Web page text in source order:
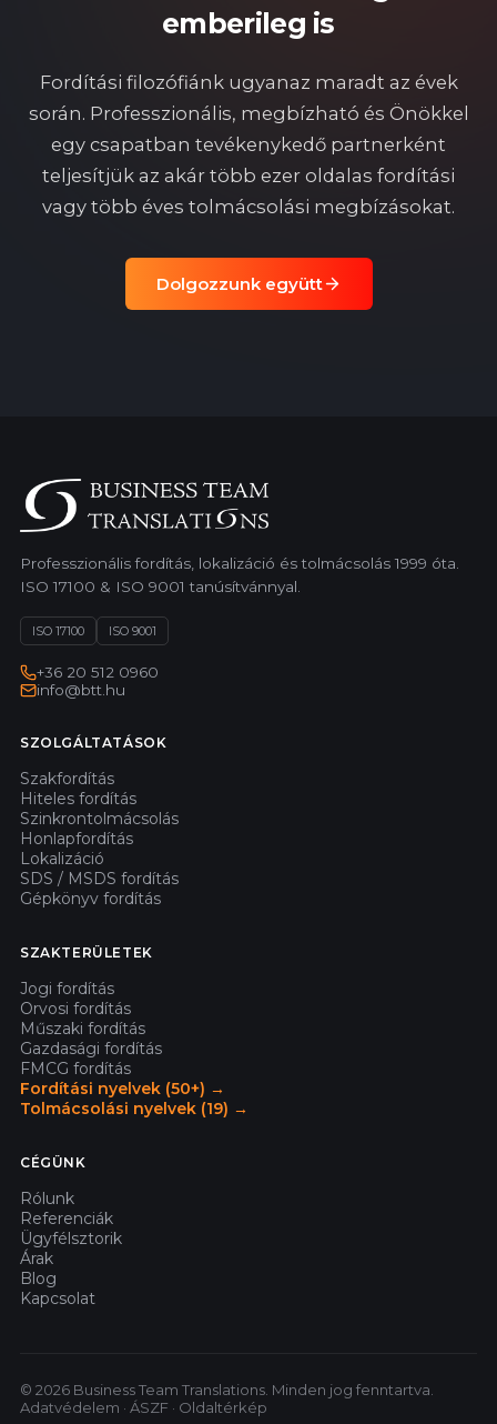
emberileg is
Fordítási filozófiánk ugyanaz maradt az évek
során. Professzionális, megbízható és Önökkel
egy csapatban tevékenykedő partnerként
teljesítjük az akár több ezer oldalas fordítási
vagy több éves tolmácsolási megbízásokat.
Dolgozzunk együtt
Professzionális fordítás, lokalizáció és tolmácsolás 1999 óta.
ISO 17100 & ISO 9001 tanúsítvánnyal.
ISO 17100 ISO 9001
+36 20 512 0960
info@btt.hu
SZOLGÁLTATÁSOK
Szakfordítás
Hiteles fordítás
Szinkrontolmácsolás
Honlapfordítás
Lokalizáció
SDS / MSDS fordítás
Gépkönyv fordítás
SZAKTERÜLETEK
Jogi fordítás
Orvosi fordítás
Műszaki fordítás
Gazdasági fordítás
FMCG fordítás
Fordítási nyelvek (50+) →
Tolmácsolási nyelvek (19) →
CÉGÜNK
Rólunk
Referenciák
Ügyfélsztorik
Árak
Blog
Kapcsolat
© 2026 Business Team Translations. Minden jog fenntartva.
Adatvédelem · ÁSZF · Oldaltérkép